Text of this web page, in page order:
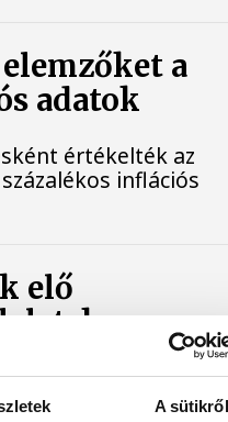
A sütikről
a
adatok
értékelték az
inflációs
elő
az
vízállása miatt egy